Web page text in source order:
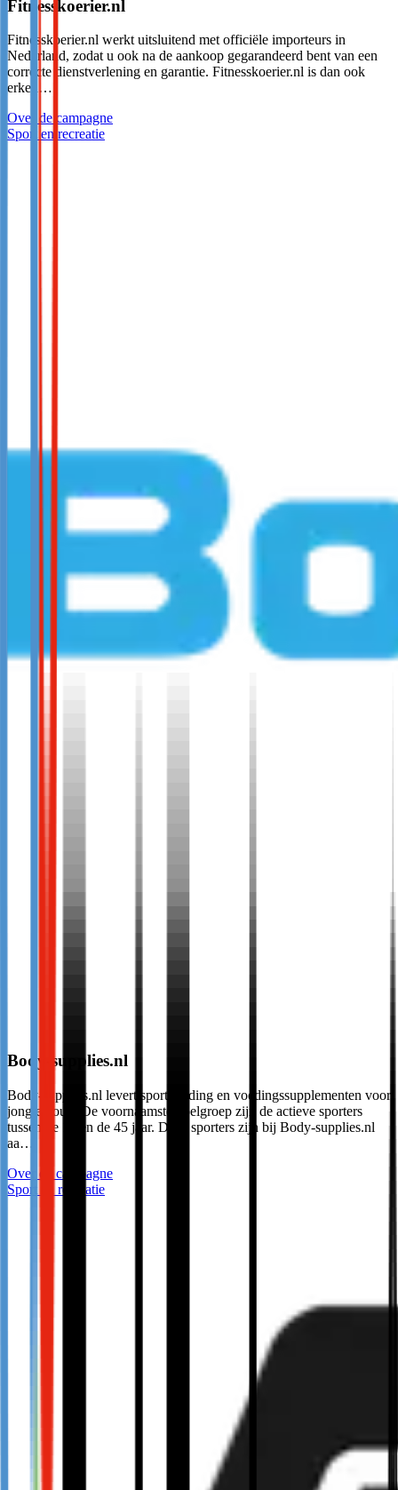
Fitnesskoerier.nl
Fitnesskoerier.nl werkt uitsluitend met officiële importeurs in
Nederland, zodat u ook na de aankoop gegarandeerd bent van een
correcte dienstverlening en garantie. Fitnesskoerier.nl is dan ook
erken…
Over de campagne
Sport en recreatie
Body-supplies.nl
Body-supplies.nl levert sportvoeding en voedingssupplementen voor
jong en oud. De voornaamste doelgroep zijn de actieve sporters
tussen de 16 en de 45 jaar. Deze sporters zijn bij Body-supplies.nl
aa…
Over de campagne
Sport en recreatie